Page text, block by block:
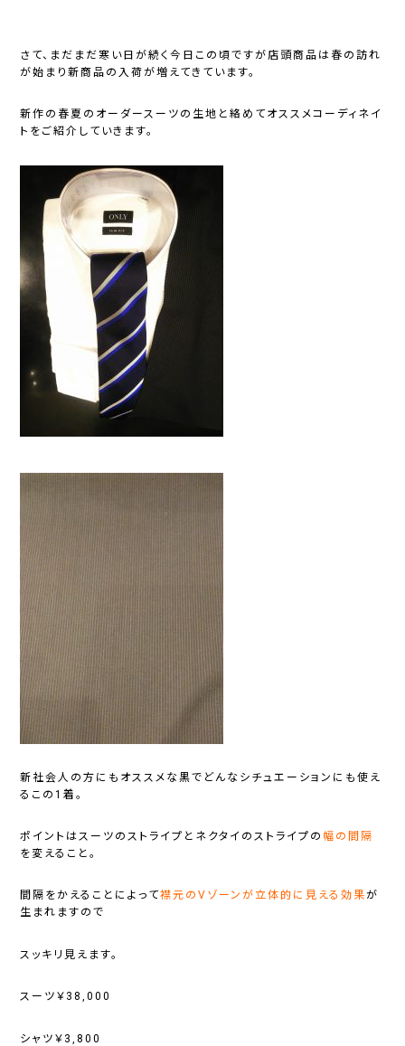
さて、まだまだ寒い日が続く今日この頃ですが店頭商品は春の訪れ
が始まり新商品の入荷が増えてきています。
新作の春夏のオーダースーツの生地と絡めてオススメコーディネイ
トをご紹介していきます。
新社会人の方にもオススメな黒でどんなシチュエーションにも使え
るこの1着。
ポイントはスーツのストライプとネクタイのストライプの 幅の間隔
を変えること。
間隔をかえることによって襟元のVゾーンが立体的に見える効果が
生まれますので
スッキリ見えます。
スーツ￥38,000
シャツ￥3,800